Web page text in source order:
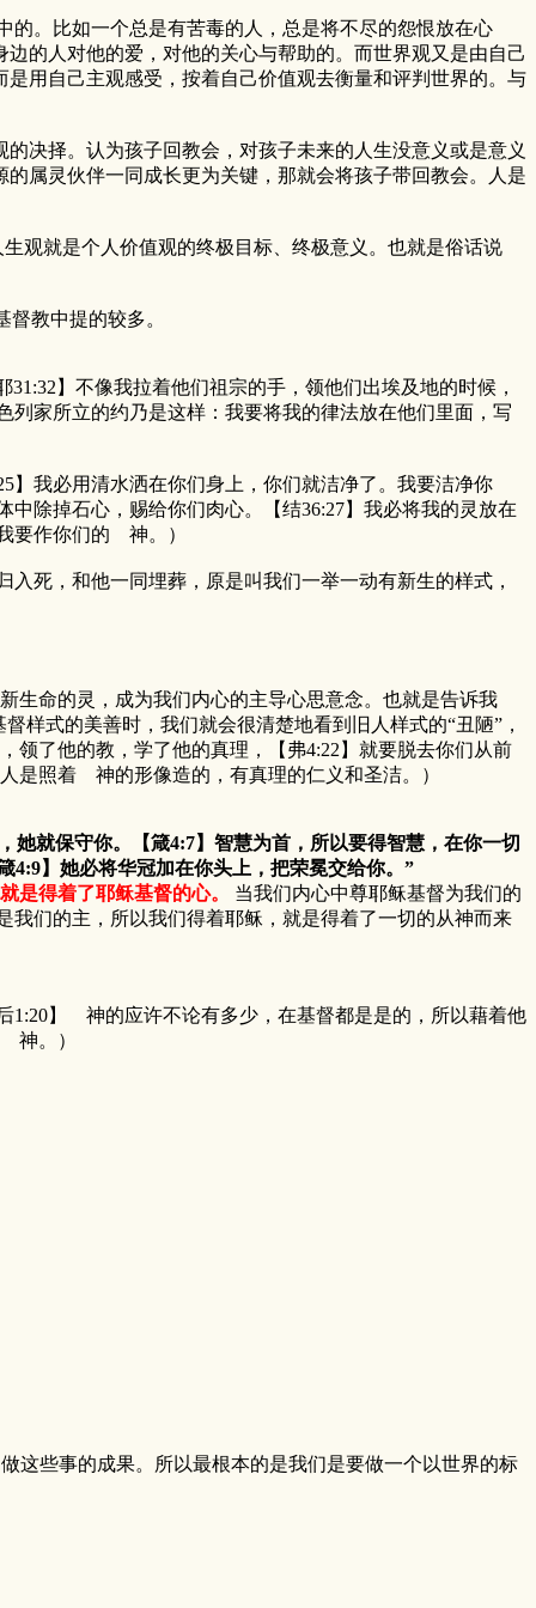
。比如一个总是有苦毒的人，总是将不尽的怨恨放在心
的人对他的爱，对他的关心与帮助的。而世界观又是由自己
用自己主观感受，按着自己价值观去衡量和评判世界的。与
择。认为孩子回教会，对孩子未来的人生没意义或是意义
属灵伙伴一同成长更为关键，那就会将孩子带回教会。人是
就是个人价值观的终极目标、终极意义。也就是俗话说
教中提的较多。
】不像我拉着他们祖宗的手，领他们出埃及地的时候，
家所立的约乃是这样：我要将我的律法放在他们里面，写
我必用清水洒在你们身上，你们就洁净了。我要洁净你
除掉石心，赐给你们肉心。【结36:27】我必将我的灵放在
要作你们的 神。）
死，和他一同埋葬，原是叫我们一举一动有新生的样式，
命的灵，成为我们内心的主导心思意念。也就是告诉我
样式的美善时，我们就会很清楚地看到旧人样式的“丑陋”，
领了他的教，学了他的真理，【弗4:22】就要脱去你们从前
是照着 神的形像造的，有真理的仁义和圣洁。）
就保守你。【箴4:7】智慧为首，所以要得智慧，在你一切
4:9】她必将华冠加在你头上，把荣冕交给你。”
是得着了耶稣基督的心。
当我们内心中尊耶稣基督为我们的
们的主，所以我们得着耶稣，就是得着了一切的从神而来
】 神的应许不论有多少，在基督都是是的，所以藉着他
神。）
这些事的成果。所以最根本的是我们是要做一个以世界的标